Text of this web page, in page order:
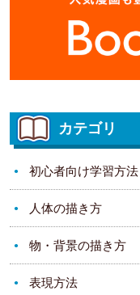
カテゴリ
初心者向け学習方法
人体の描き方
物・背景の描き方
表現方法